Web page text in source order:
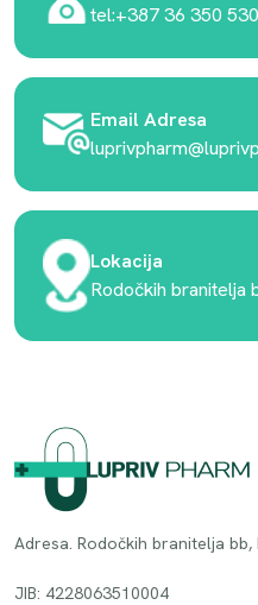
tel:+387 36 350 530
Email Adresa
Lokacija
Rodočkih branitelja
Adresa. Rodočkih branitelja bb,
JIB: 4228063510004